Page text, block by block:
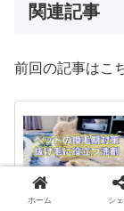
関連記事
前回の記事はこ
www.cl20.jp
ホーム シ